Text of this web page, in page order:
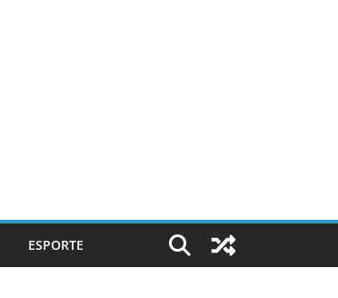
ESPORTE